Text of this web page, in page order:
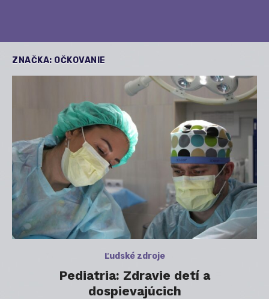
ZNAČKA: OČKOVANIE
Ľudské zdroje
Pediatria: Zdravie detí a
dospievajúcich